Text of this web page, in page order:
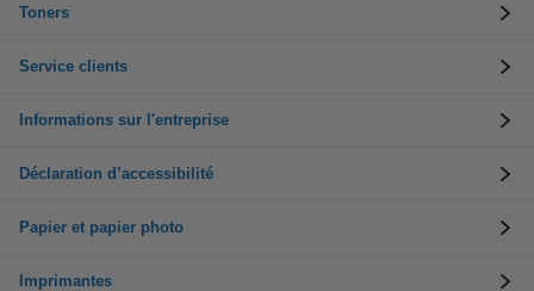
Toners
Service clients
Informations sur l'entreprise
Déclaration d’accessibilité
Papier et papier photo
Imprimantes